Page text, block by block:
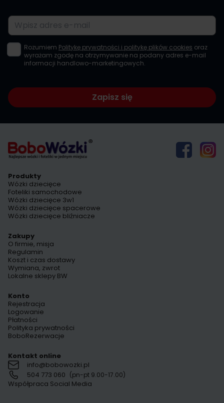
Adres e-mail
Rozumiem Politykę prywatności i politykę plików cookies oraz
wyrażam zgodę na otrzymywanie na podany adres e-mail
informacji handlowo-marketingowych.
Zapisz się
Produkty
Wózki dziecięce
Foteliki samochodowe
Wózki dziecięce 3w1
Wózki dziecięce spacerowe
Wózki dziecięce bliźniacze
Zakupy
O firmie, misja
Regulamin
Koszt i czas dostawy
Wymiana, zwrot
Lokalne sklepy BW
Konto
Rejestracja
Logowanie
Płatności
Polityka prywatności
BoboRezerwacje
Kontakt online
info@bobowozki.pl
504 773 060 (pn-pt 9.00-17.00)
Współpraca Social Media